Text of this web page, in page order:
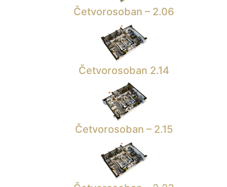
Četvorosoban – 2.06
Četvorosoban 2.14
Četvorosoban – 2.15